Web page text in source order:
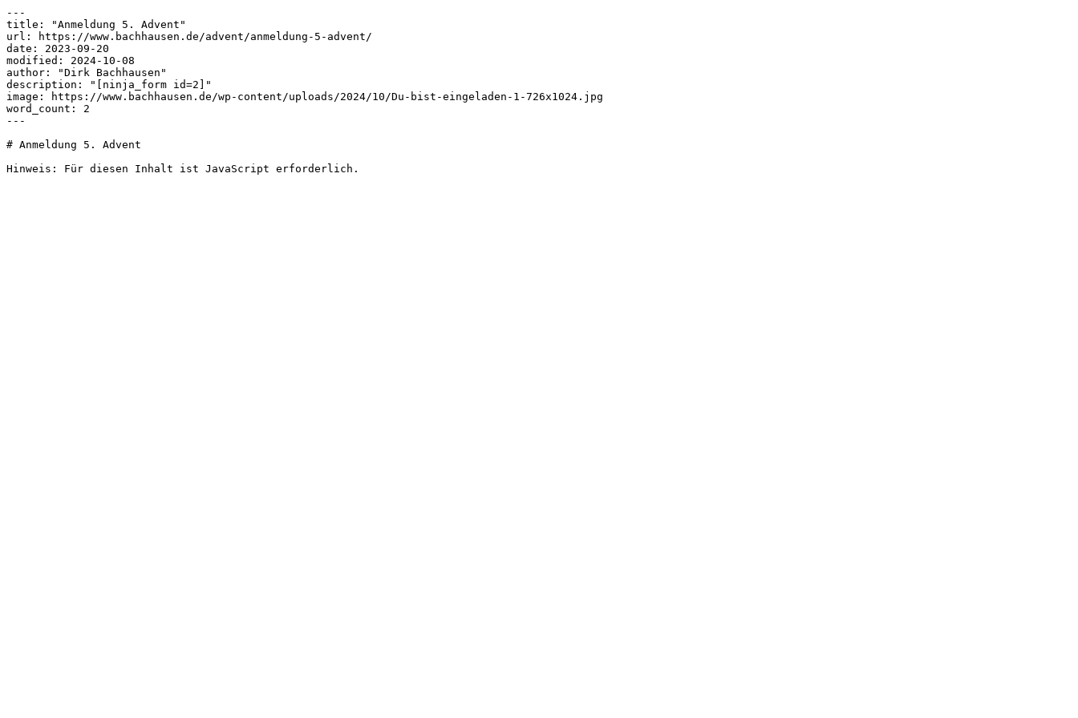
---
title: "Anmeldung 5. Advent"
url: https://www.bachhausen.de/advent/anmeldung-5-advent/
date: 2023-09-20
modified: 2024-10-08
author: "Dirk Bachhausen"
description: "[ninja_form id=2]"
image: https://www.bachhausen.de/wp-content/uploads/2024/10/Du-bist-eingeladen-1-726x1024.jpg
word_count: 2
---
# Anmeldung 5. Advent
Hinweis: Für diesen Inhalt ist JavaScript erforderlich.